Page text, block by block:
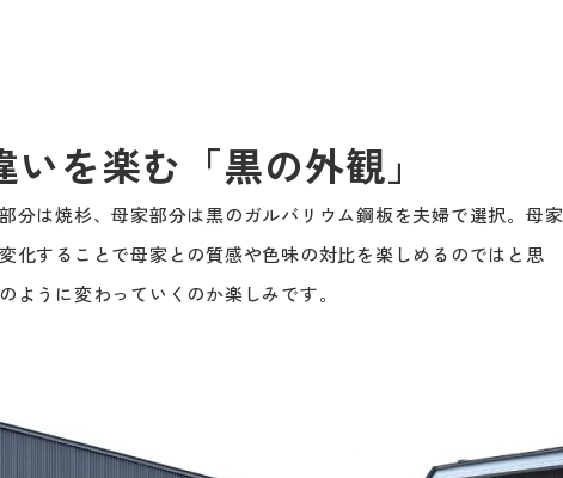
いを楽む「黒の外観」
は焼杉、母家部分は黒のガルバリウム鋼板を夫婦で選択。母家
化することで母家との質感や色味の対比を楽しめるのではと思
うに変わっていくのか楽しみです。